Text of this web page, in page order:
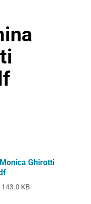
Ghirotti
143.0 KB